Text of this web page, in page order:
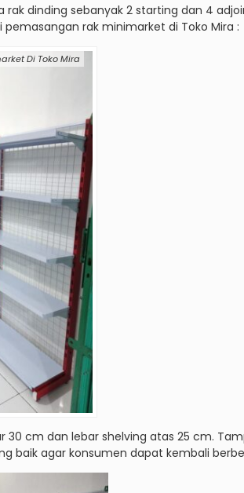
dinding sebanyak 2 starting dan 4
rak minimarket di Toko Mira :
Di Toko Mira
cm dan lebar shelving atas 25 cm.
baik agar konsumen dapat kembali